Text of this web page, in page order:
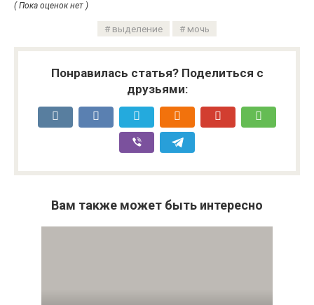
( Пока оценок нет )
выделение мочь
Понравилась статья? Поделиться с
друзьями:
Вам также может быть интересно